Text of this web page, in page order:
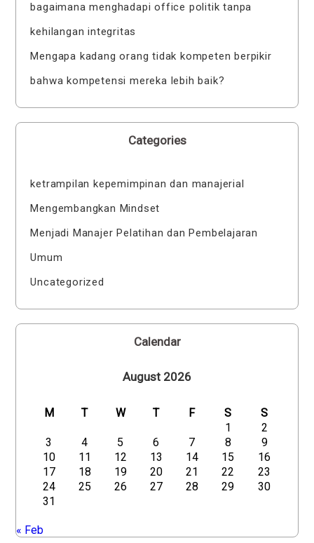
bagaimana menghadapi office politik tanpa
kehilangan integritas
Mengapa kadang orang tidak kompeten berpikir
bahwa kompetensi mereka lebih baik?
Categories
ketrampilan kepemimpinan dan manajerial
Mengembangkan Mindset
Menjadi Manajer Pelatihan dan Pembelajaran
Umum
Uncategorized
Calendar
August 2026
M T W T F S
S
1
2
3
4 5 6 7 8
9
10
11 12 13 14 15
16
17
18 19 20 21 22
23
24
25 26 27 28 29
30
31
« Feb